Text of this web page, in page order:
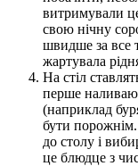
витримували
свою нічну
швидше за все
жартувала
На стіл
перше
(наприклад
бути порожнім.
до столу і
це блюдце з